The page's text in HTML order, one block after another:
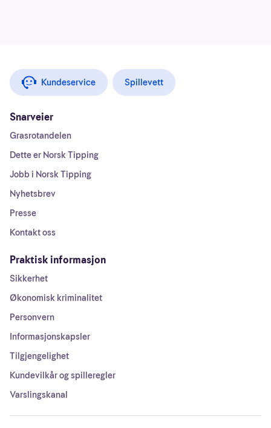
Kundeservice Spillevett
Snarveier
Grasrotandelen
Dette er Norsk Tipping
Jobb i Norsk Tipping
Nyhetsbrev
Presse
Kontakt oss
Praktisk informasjon
Sikkerhet
Økonomisk kriminalitet
Personvern
Informasjonskapsler
Tilgjengelighet
Kundevilkår og spilleregler
Varslingskanal